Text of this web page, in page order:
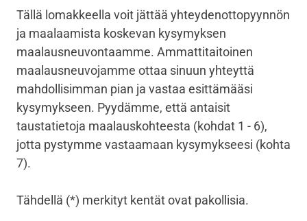
Tällä lomakkeella voit jättää yhteydenottopyynnön
ja maalaamista koskevan kysymyksen
maalausneuvontaamme. Ammattitaitoinen
maalausneuvojamme ottaa sinuun yhteyttä
mahdollisimman pian ja vastaa esittämääsi
kysymykseen. Pyydämme, että antaisit
taustatietoja maalauskohteesta (kohdat 1 - 6),
jotta pystymme vastaamaan kysymykseesi (kohta
7).
Tähdellä (*) merkityt kentät ovat pakollisia.